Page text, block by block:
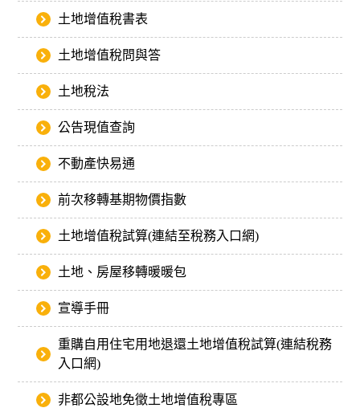
土地增值稅書表
土地增值稅問與答
土地稅法
公告現值查詢
不動產快易通
前次移轉基期物價指數
土地增值稅試算(連結至稅務入口網)
土地、房屋移轉暖暖包
宣導手冊
重購自用住宅用地退還土地增值稅試算(連結稅務
入口網)
非都公設地免徵土地增值稅專區